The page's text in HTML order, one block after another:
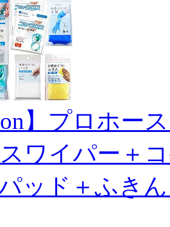
】プロホ
ワイパー＋
ッド＋ふき